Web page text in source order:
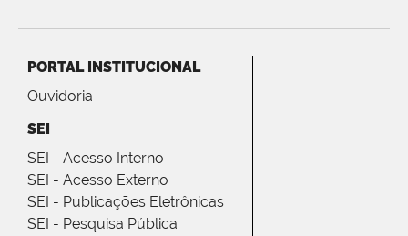
PORTAL INSTITUCIONAL
Ouvidoria
SEI
SEI - Acesso Interno
SEI - Acesso Externo
SEI - Publicações Eletrônicas
SEI - Pesquisa Pública